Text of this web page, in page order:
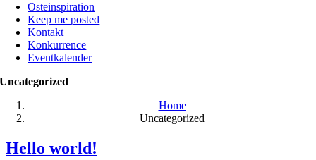
Osteinspiration
Keep me posted
Kontakt
Konkurrence
Eventkalender
Uncategorized
Home
Uncategorized
Hello world!